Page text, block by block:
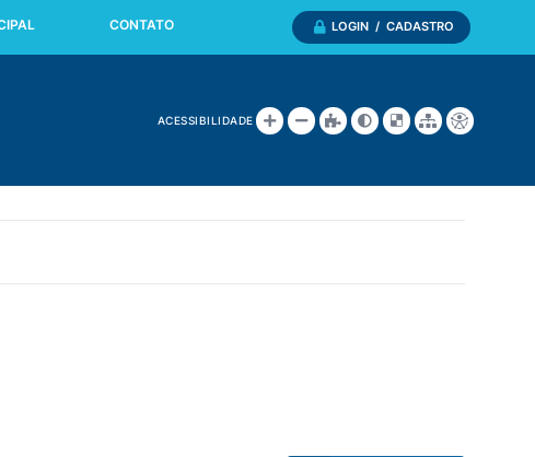
LOGIN / CADASTRO
ACESSIBILIDADE
CONTATO